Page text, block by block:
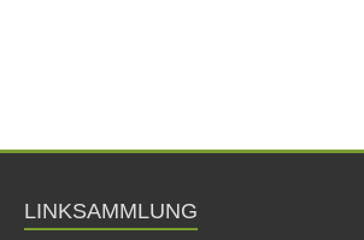
LINKSAMMLUNG